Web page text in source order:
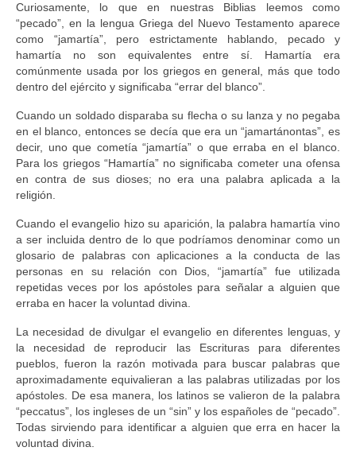
Curiosamente, lo que en nuestras Biblias leemos como
“pecado”, en la lengua Griega del Nuevo Testamento aparece
como “jamartía”, pero estrictamente hablando, pecado y
hamartía no son equivalentes entre sí. Hamartía era
comúnmente usada por los griegos en general, más que todo
dentro del ejército y significaba “errar del blanco”.
Cuando un soldado disparaba su flecha o su lanza y no pegaba
en el blanco, entonces se decía que era un “jamartánontas”, es
decir, uno que cometía “jamartía” o que erraba en el blanco.
Para los griegos “Hamartía” no significaba cometer una ofensa
en contra de sus dioses; no era una palabra aplicada a la
religión.
Cuando el evangelio hizo su aparición, la palabra hamartía vino
a ser incluida dentro de lo que podríamos denominar como un
glosario de palabras con aplicaciones a la conducta de las
personas en su relación con Dios, “jamartía” fue utilizada
repetidas veces por los apóstoles para señalar a alguien que
erraba en hacer la voluntad divina.
La necesidad de divulgar el evangelio en diferentes lenguas, y
la necesidad de reproducir las Escrituras para diferentes
pueblos, fueron la razón motivada para buscar palabras que
aproximadamente equivalieran a las palabras utilizadas por los
apóstoles. De esa manera, los latinos se valieron de la palabra
“peccatus”, los ingleses de un “sin” y los españoles de “pecado”.
Todas sirviendo para identificar a alguien que erra en hacer la
voluntad divina.